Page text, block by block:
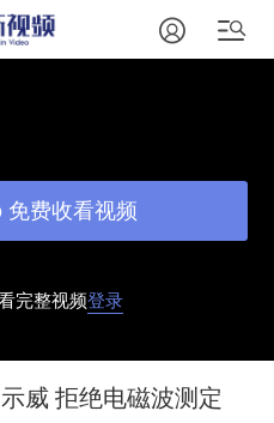
完整视频登录
费收看视频
威 拒绝电磁波测定